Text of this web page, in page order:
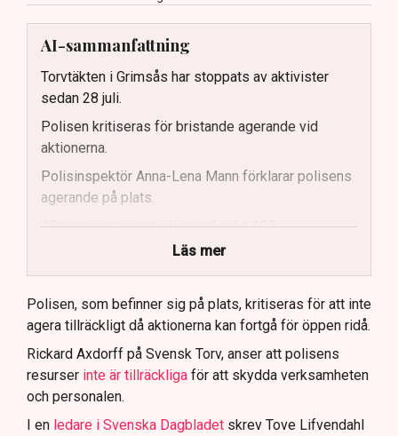
AI-sammanfattning
Torvtäkten i Grimsås har stoppats av aktivister
sedan 28 juli.
Polisen kritiseras för bristande agerande vid
aktionerna.
Polisinspektör Anna-Lena Mann förklarar polisens
agerande på plats.
40 personer misstänks med cirka 120
brottsmisstankar kopplade.
Polisen använder drönare och uniformerad polis
för att dokumentera bevis.
Samtidigt är polisarbetet komplext när det gäller
att navigera juridiska rättigheter och gränser.
Läs mer
Polisen, som befinner sig på plats, kritiseras för att inte
agera tillräckligt då aktionerna kan fortgå för öppen ridå.
Rickard Axdorff på Svensk Torv, anser att polisens
resurser inte är tillräckliga för att skydda verksamheten
och personalen.
I en ledare i Svenska Dagbladet skrev Tove Lifvendahl